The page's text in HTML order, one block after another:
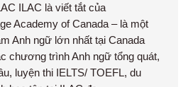
ILAC là viết tắt của
Academy of Canada – là một
Anh ngữ lớn nhất tại Canada
chương trình Anh ngữ tổng quát,
luyện thi IELTS/ TOEFL, du